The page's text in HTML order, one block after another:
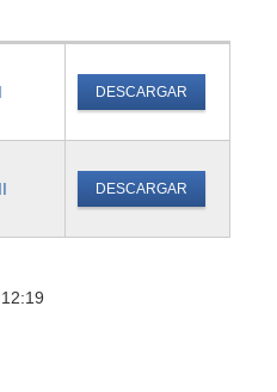
DESCARGAR
DESCARGAR